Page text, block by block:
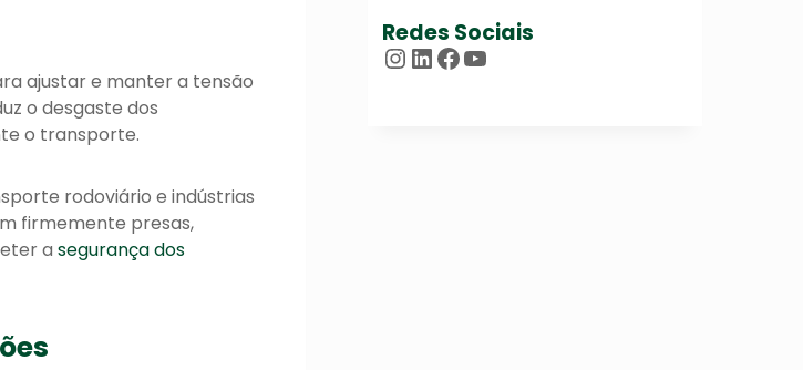
ajustar e manter a tensão
o desgaste dos
o transporte.
rodoviário e indústrias
firmemente presas,
asegurança dos
Redes Sociais
Instagram
LinkedIn
Facebook
Youtube